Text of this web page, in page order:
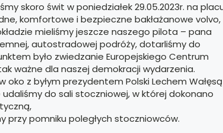
skoro świt w poniedziałek 29.05.2023r. na
komfortowe i bezpieczne bakłażanowe volvo,
mieliśmy jeszcze naszego pilota – pana
autostradowej podróży, dotarliśmy do
było zwiedzanie Europejskiego Centrum
ważne dla naszej demokracji wydarzenia.
z byłym prezydentem Polski Lechem Wałęsą
do sali stoczniowej, w której dokonano
przy pomniku poległych stoczniowców.